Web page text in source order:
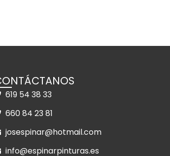
619 54 38 33
660 84 23 81
josespinar@hotmail.com
info@espinarpinturas.es